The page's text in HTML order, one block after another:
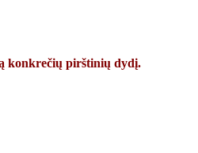
konkrečių pirštinių dydį.